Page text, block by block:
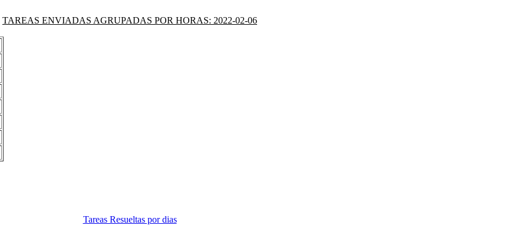
TAREAS ENVIADAS AGRUPADAS POR HORAS: 2022-02-06
Tareas Resueltas por dias